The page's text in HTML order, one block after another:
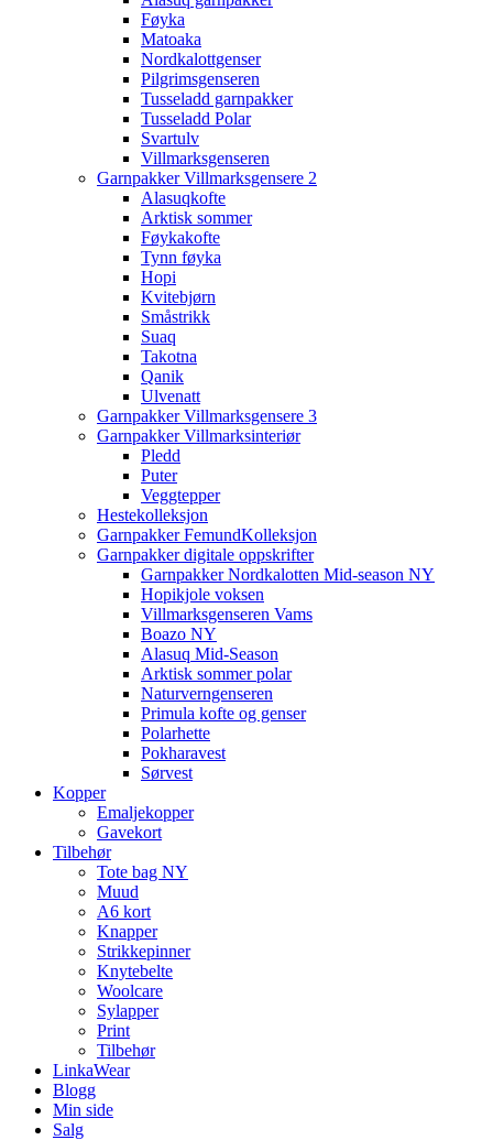
Føyka
Matoaka
Nordkalottgenser
Pilgrimsgenseren
Tusseladd garnpakker
Tusseladd Polar
Svartulv
Villmarksgenseren
Garnpakker Villmarksgensere 2
Alasuqkofte
Arktisk sommer
Føykakofte
Tynn føyka
Hopi
Kvitebjørn
Småstrikk
Suaq
Takotna
Qanik
Ulvenatt
Garnpakker Villmarksgensere 3
Garnpakker Villmarksinteriør
Pledd
Puter
Veggtepper
Hestekolleksjon
Garnpakker FemundKolleksjon
Garnpakker digitale oppskrifter
Garnpakker Nordkalotten Mid-season NY
Hopikjole voksen
Villmarksgenseren Vams
Boazo NY
Alasuq Mid-Season
Arktisk sommer polar
Naturverngenseren
Primula kofte og genser
Polarhette
Pokharavest
Sørvest
Kopper
Emaljekopper
Gavekort
Tilbehør
Tote bag NY
Muud
A6 kort
Knapper
Strikkepinner
Knytebelte
Woolcare
Sylapper
Print
Tilbehør
LinkaWear
Blogg
Min side
Salg